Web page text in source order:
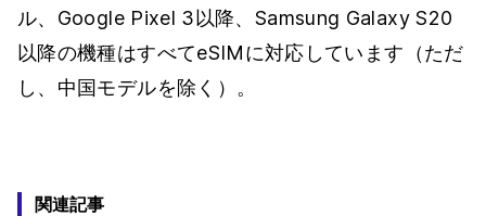
ル、Google Pixel 3以降、Samsung Galaxy S20
以降の機種はすべてeSIMに対応しています（ただ
し、中国モデルを除く）。
関連記事